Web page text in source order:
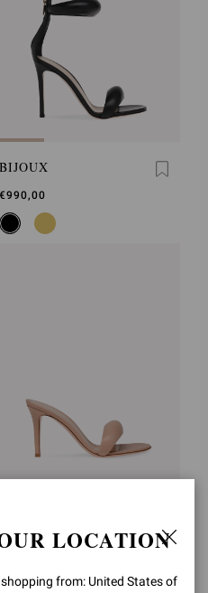
BIJOUX
€990,00
€750,00 LOCATION
from: United States of